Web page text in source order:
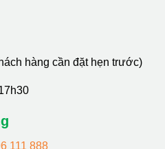
hàng cần đặt hẹn trước)
111 888